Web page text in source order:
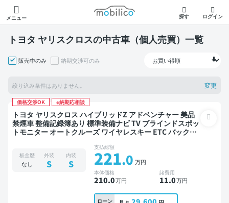
メニュー
モビリコ
探す ログイン
トヨタ ヤリスクロスの中古車（個人売買）一覧
販売中のみ 納期交渉可のみ
絞り込み条件はありません。 変更
価格交渉OK ※納期応相談
トヨタ ヤリスクロス ハイブリッドZ アドベンチャー 美品
禁煙車 整備記録簿あり 標準装備ナビ TV ブラインドスポッ
トモニター オートクルーズ ワイヤレスキー ETC バックモ
板金歴
なし
外装
S
内装
S
支払総額
221.0 万円
本体価格
210.0万円
諸費用
11.0万円
ローン